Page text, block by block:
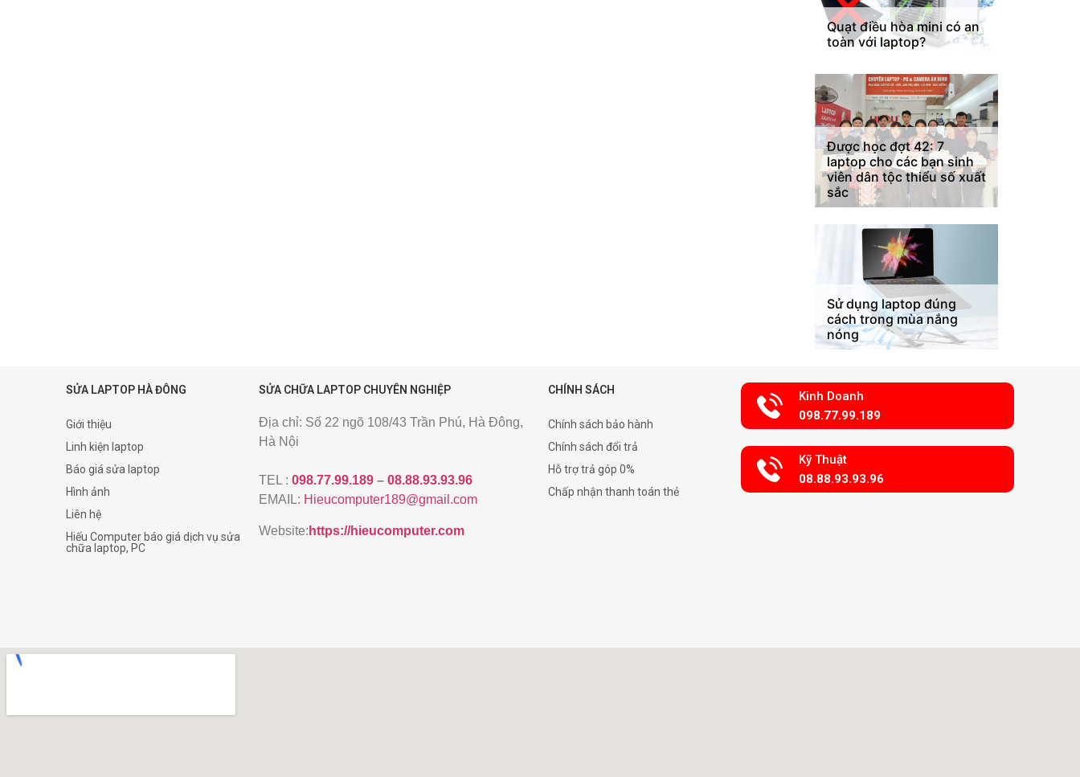
Quạt điều hòa mini có an
toàn với laptop?
Được học đợt 42: 7
laptop cho các bạn sinh
viên dân tộc thiểu số xuất
sắc
Sử dụng laptop đúng
cách trong mùa nắng
nóng
SỬA LAPTOP HÀ ĐÔNG
Giới thiệu
Linh kiện laptop
Báo giá sửa laptop
Hình ảnh
Liên hệ
Hiếu Computer báo giá dịch vụ sửa
chữa laptop, PC
SỬA CHỮA LAPTOP CHUYÊN NGHIỆP
Địa chỉ: Số 22 ngõ 108/43 Trần Phú, Hà Đông,
Hà Nội
TEL : 098.77.99.189 – 08.88.93.93.96
EMAIL: Hieucomputer189@gmail.com
Website: https://hieucomputer.com
CHÍNH SÁCH
Chính sách bảo hành
Chính sách đổi trả
Hỗ trợ trả góp 0%
Chấp nhận thanh toán thẻ
Kinh Doanh
098.77.99.189
Kỹ Thuật
08.88.93.93.96